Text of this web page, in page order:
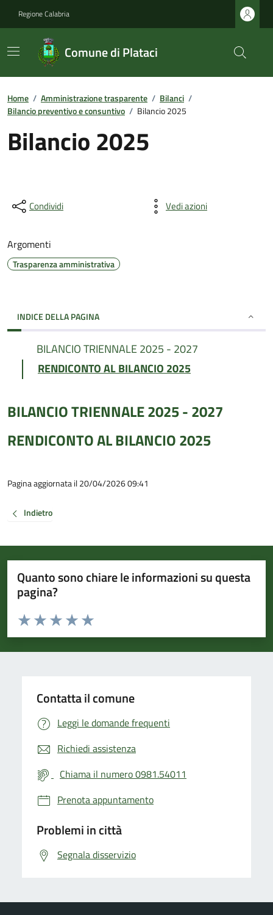
Regione Calabria
Comune di Plataci
Home / Amministrazione trasparente / Bilanci /
Bilancio preventivo e consuntivo / Bilancio 2025
Bilancio 2025
Condividi Vedi azioni
Argomenti
Trasparenza amministrativa
INDICE DELLA PAGINA
BILANCIO TRIENNALE 2025 - 2027
RENDICONTO AL BILANCIO 2025
BILANCIO TRIENNALE 2025 - 2027
RENDICONTO AL BILANCIO 2025
Pagina aggiornata il 20/04/2026 09:41
Indietro
Quanto sono chiare le informazioni su questa
pagina?
Valuta da 1 a 5 stelle la pagina
Valuta 5 stelle su 5
Valuta 4 stelle su 5
Valuta 3 stelle su 5
Valuta 2 stelle su 5
Valuta 1 stelle su 5
Contatta il comune
Leggi le domande frequenti
Richiedi assistenza
Chiama il numero 0981.54011
Prenota appuntamento
Problemi in città
Segnala disservizio